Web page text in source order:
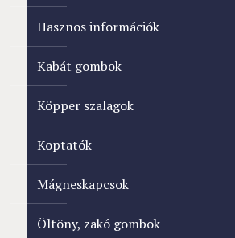
Hasznos információk
Kabát gombok
Köpper szalagok
Koptatók
Mágneskapcsok
Öltöny, zakó gombok